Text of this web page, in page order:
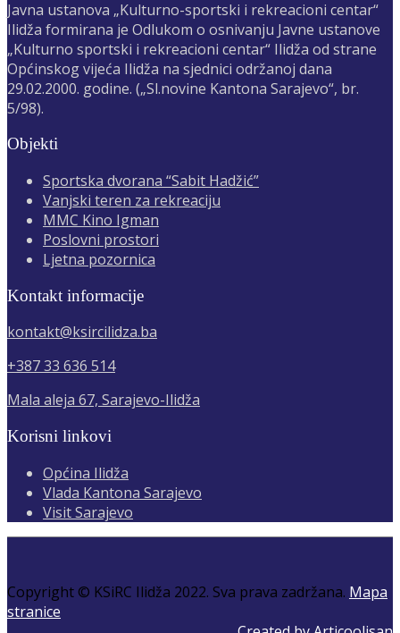
Javna ustanova „Kulturno-sportski i rekreacioni centar“
Ilidža formirana je Odlukom o osnivanju Javne ustanove
„Kulturno sportski i rekreacioni centar“ Ilidža od strane
Općinskog vijeća Ilidža na sjednici održanoj dana
29.02.2000. godine. („Sl.novine Kantona Sarajevo“, br.
5/98).
Objekti
Sportska dvorana “Sabit Hadžić”
Vanjski teren za rekreaciju
MMC Kino Igman
Poslovni prostori
Ljetna pozornica
Kontakt informacije
kontakt@ksircilidza.ba
+387 33 636 514
Mala aleja 67, Sarajevo-Ilidža
Korisni linkovi
Općina Ilidža
Vlada Kantona Sarajevo
Visit Sarajevo
Copyright © KSiRC Ilidža 2022. Sva prava zadržana. Mapa
stranice